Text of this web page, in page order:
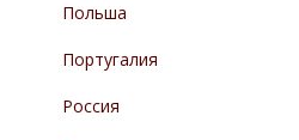
Польша
Португалия
Россия